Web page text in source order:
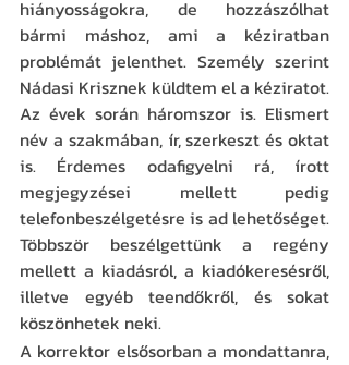
hiányosságokra, de hozzászólhat
bármi máshoz, ami a kéziratban
problémát jelenthet. Személy szerint
Nádasi Krisznek küldtem el a kéziratot.
Az évek során háromszor is. Elismert
név a szakmában, ír, szerkeszt és oktat
is. Érdemes odafigyelni rá, írott
megjegyzései mellett pedig
telefonbeszélgetésre is ad lehetőséget.
Többször beszélgettünk a regény
mellett a kiadásról, a kiadókeresésről,
illetve egyéb teendőkről, és sokat
köszönhetek neki.
A korrektor elsősorban a mondattanra,